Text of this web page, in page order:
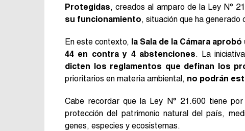
Protegidas, creados al amparo de la Ley N°
su funcionamiento, situación que ha
En este contexto, la Sala de la Cámara
44 en contra y 4 abstenciones. La
dicten los reglamentos que definan los
prioritarios en materia ambiental, no podrán
Cabe recordar que la Ley N° 21.600 tiene
protección del patrimonio natural del país,
genes, especies y ecosistemas.